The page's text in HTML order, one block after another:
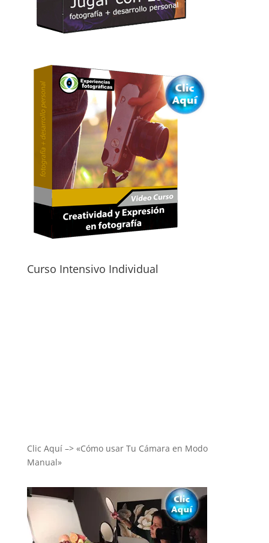
Curso Intensivo Individual
Clic Aquí –> «Cómo usar Tu Cámara en Modo
Manual»